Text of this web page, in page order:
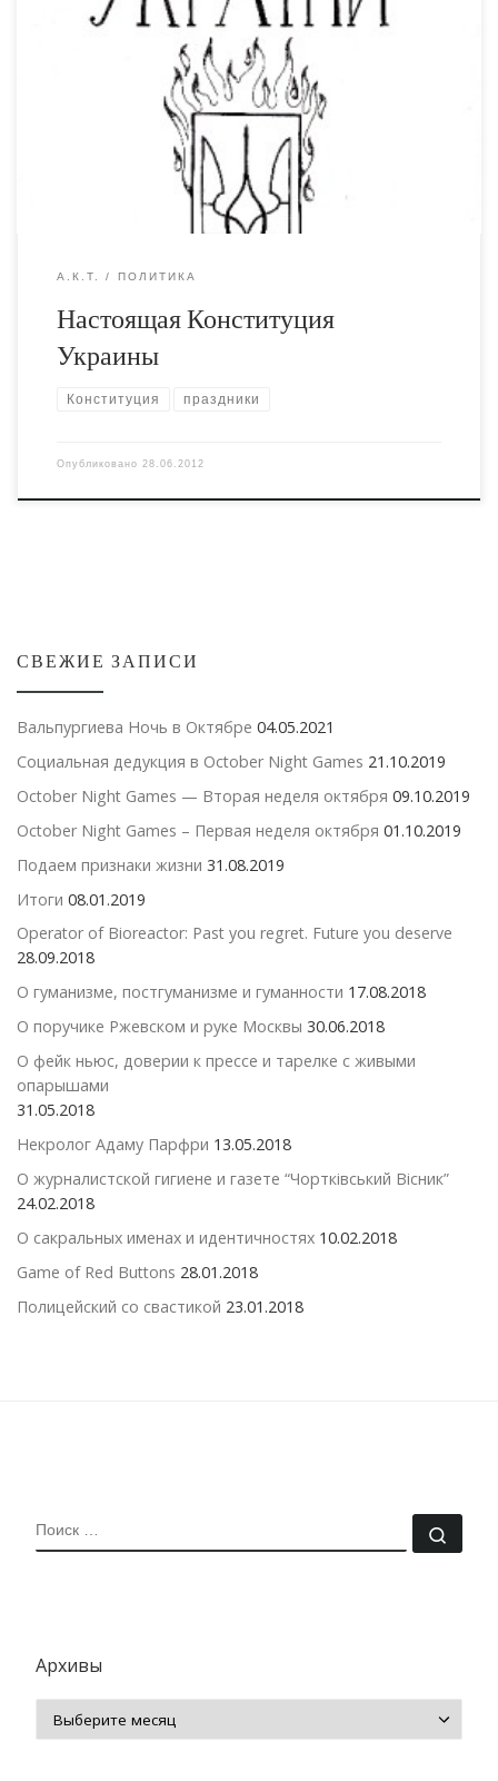
http://akt-group.org/konstitutsiya-ukrainyi/ День
Конституции – это праздник рабов, которые настолько
изувечены своим рабством, что мнят себя свободными.
Все хорошие и красивые слова, записанные в законе –
фикция. Верить в Конституцию и почитать её – всё
равно, что искренне любить надувную женщину. Ваша
свобода, будучи записанной в виде лживых слов, сама
А.К.Т. ПОЛИТИКА
Настоящая Конституция
Украины
Конституция праздники
Опубликовано 28.06.2012
СВЕЖИЕ ЗАПИСИ
Вальпургиева Ночь в Октябре 04.05.2021
Социальная дедукция в October Night Games 21.10.2019
October Night Games — Вторая неделя октября 09.10.2019
October Night Games – Первая неделя октября 01.10.2019
Подаем признаки жизни 31.08.2019
Итоги 08.01.2019
Operator of Bioreactor: Past you regret. Future you deserve
28.09.2018
О гуманизме, постгуманизме и гуманности 17.08.2018
О поручике Ржевском и руке Москвы 30.06.2018
О фейк ньюс, доверии к прессе и тарелке с живыми
опарышами
31.05.2018
Некролог Адаму Парфри 13.05.2018
О журналистской гигиене и газете “Чортківський Вісник”
24.02.2018
О сакральных именах и идентичностях 10.02.2018
Game of Red Buttons 28.01.2018
Полицейский со свастикой 23.01.2018
ПОИСК
Архивы